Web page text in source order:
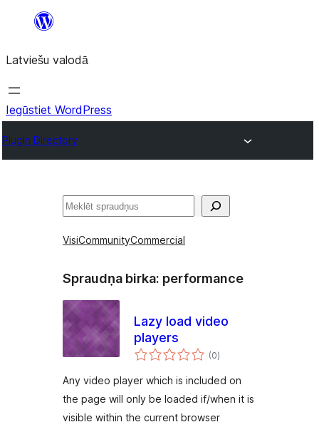
Pāriet
saturu
Latviešu valodā
Iegūstiet WordPress
Plugin Directory
Meklēt
VisiCommunityCommercial
Spraudņa birka: performance
Lazy load video
players
(0vērtējumu
kopsumma
)
Any video player which is included on
the page will only be loaded if/when it is
visible within the current browser